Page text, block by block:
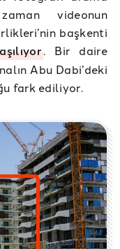
videonun
başkenti
. Bir daire
Abu Dabi’deki
fark ediliyor.